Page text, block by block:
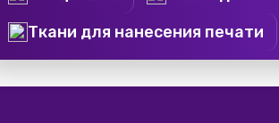
Ткани для нанесения печати